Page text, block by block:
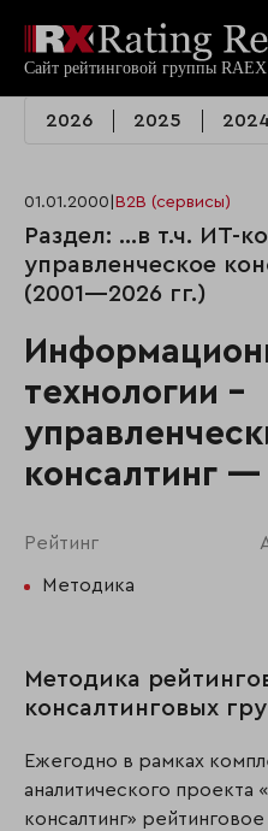
2026 2025 2024
01.01.2000 B2B (сервисы)
Раздел: …в т.ч. ИТ-
управленческое
(2001—2026 гг.)
технологии -
консалтинг
Рейтинг
Методика
Методика
консалтинговых
Ежегодно в рамках
аналитического проекта
консалтинг» рейтинговое